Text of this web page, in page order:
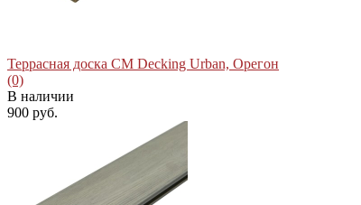
Террасная доска CM Decking Urban, Орегон
(0)
В наличии
900 руб.